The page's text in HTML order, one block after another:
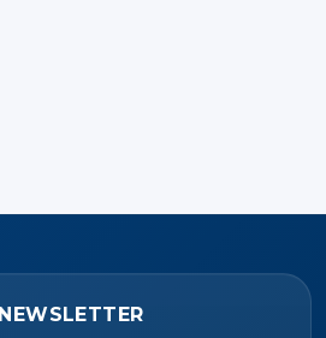
NEWSLETTER